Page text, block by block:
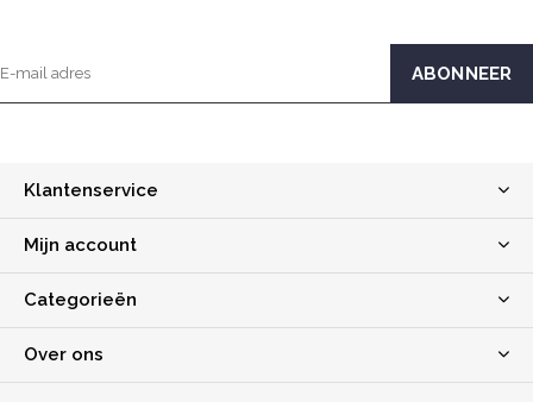
Klantenservice
Mijn account
Categorieën
Over ons